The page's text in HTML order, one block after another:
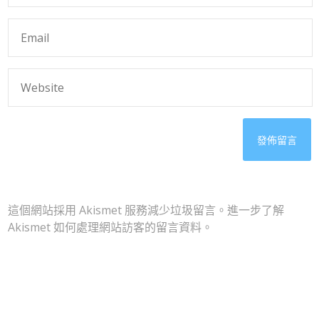
這個網站採用 Akismet 服務減少垃圾留言。進一步了解
Akismet 如何處理網站訪客的留言資料 。